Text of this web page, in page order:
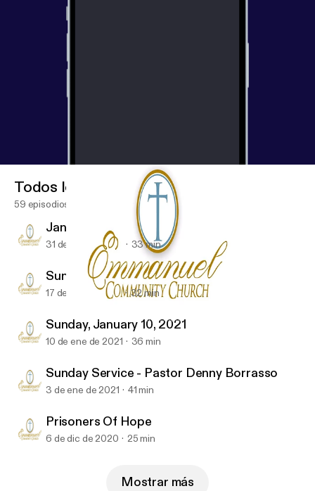
Emmanuel Community-Church
Todos los episodios
59 episodios
January 31, 2021
31 de ene de 2021 33 min
Sunday Service 01-17-2021
17 de ene de 2021 32 min
Sunday, January 10, 2021
10 de ene de 2021 36 min
Sunday Service - Pastor Denny Borrasso
3 de ene de 2021 41 min
Prisoners Of Hope
6 de dic de 2020 25 min
Mostrar más